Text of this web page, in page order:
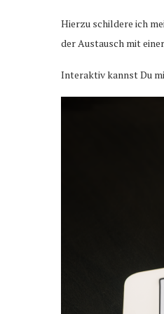
Hierzu schildere ich
der Austausch mit
Interaktiv kannst Du